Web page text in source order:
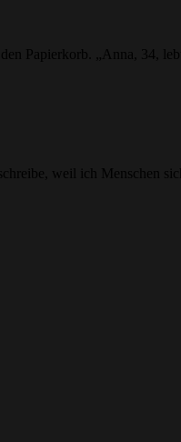
Papierkorb. „Anna, 34,
weil ich Menschen